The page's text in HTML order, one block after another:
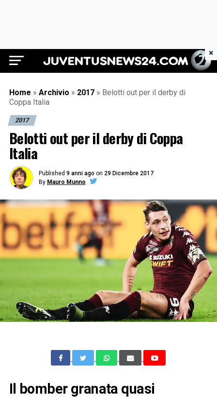
Juventus News 24
Home » Archivio » 2017 » Belotti out per il derby di
Coppa Italia
2017
Belotti out per il derby di Coppa
Italia
Published 9 anni ago on 29 Dicembre 2017
By Mauro Munno
Il bomber granata quasi
×